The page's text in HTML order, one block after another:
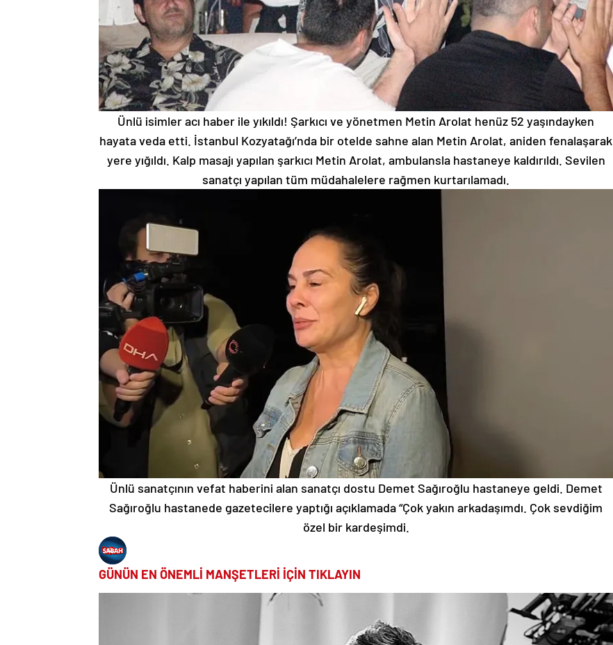
Ünlü isimler acı haber ile yıkıldı! Şarkıcı ve yönetmen Metin Arolat henüz 52 yaşındayken
hayata veda etti. İstanbul Kozyatağı’nda bir otelde sahne alan Metin Arolat, aniden fenalaşarak
yere yığıldı. Kalp masajı yapılan şarkıcı Metin Arolat, ambulansla hastaneye kaldırıldı. Sevilen
sanatçı yapılan tüm müdahalelere rağmen kurtarılamadı.
Ünlü sanatçının vefat haberini alan sanatçı dostu Demet Sağıroğlu hastaneye geldi. Demet
Sağıroğlu hastanede gazetecilere yaptığı açıklamada “Çok yakın arkadaşımdı. Çok sevdiğim
özel bir kardeşimdi.
GÜNÜN EN ÖNEMLİ MANŞETLERİ İÇİN TIKLAYIN